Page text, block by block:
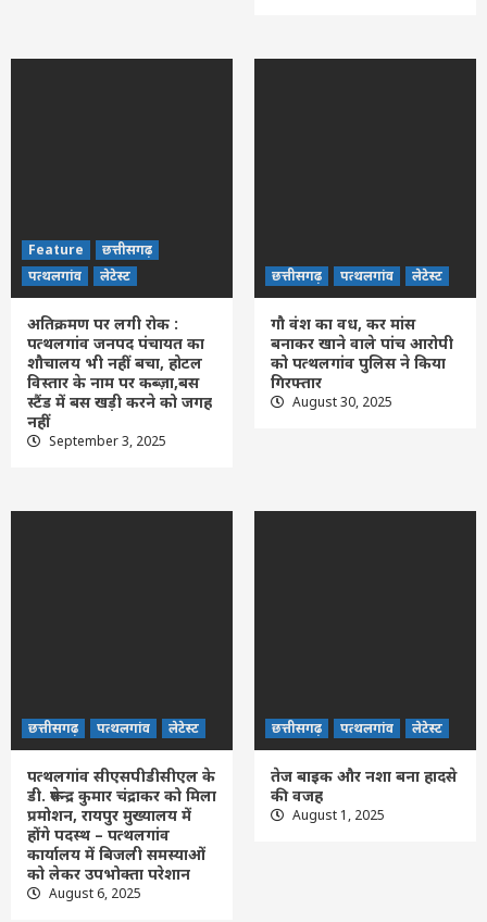
Feature
छत्तीसगढ़
पत्थलगांव
लेटेस्ट
अतिक्रमण पर लगी रोक :
पत्थलगांव जनपद पंचायत का
शौचालय भी नहीं बचा, होटल
विस्तार के नाम पर कब्ज़ा,बस
स्टैंड में बस खड़ी करने को जगह
नहीं
September 3, 2025
छत्तीसगढ़ पत्थलगांव लेटेस्ट
गौ वंश का वध, कर मांस
बनाकर खाने वाले पांच आरोपी
को पत्थलगांव पुलिस ने किया
गिरफ्तार
August 30, 2025
छत्तीसगढ़ पत्थलगांव लेटेस्ट
पत्थलगांव सीएसपीडीसीएल के
डी. रूपेन्द्र कुमार चंद्राकर को मिला
प्रमोशन, रायपुर मुख्यालय में
होंगे पदस्थ – पत्थलगांव
कार्यालय में बिजली समस्याओं
को लेकर उपभोक्ता परेशान
August 6, 2025
छत्तीसगढ़ पत्थलगांव लेटेस्ट
तेज बाइक और नशा बना हादसे
की वजह
August 1, 2025